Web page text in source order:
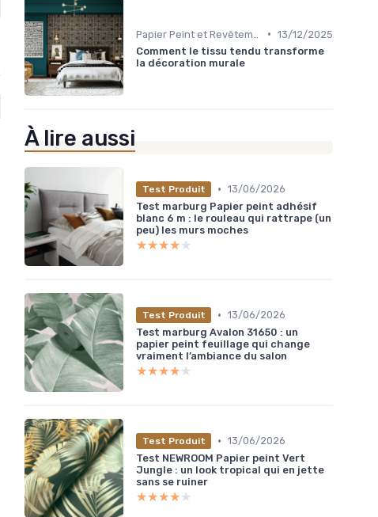
• 13/12/2025
Comment le tissu tendu transforme
la décoration murale
À lire aussi
Test Produit • 13/06/2026
Test marburg Papier peint adhésif
blanc 6 m : le rouleau qui rattrape (un
peu) les murs moches
★★★★★
★★★★★
Test Produit • 13/06/2026
Test marburg Avalon 31650 : un
papier peint feuillage qui change
vraiment l’ambiance du salon
★★★★★
★★★★★
Test Produit • 13/06/2026
Test NEWROOM Papier peint Vert
Jungle : un look tropical qui en jette
sans se ruiner
★★★★★
★★★★★